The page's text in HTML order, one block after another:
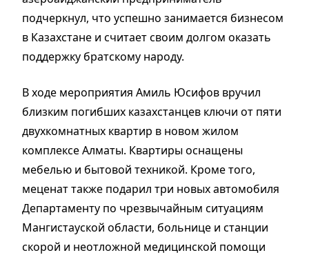
подчеркнул, что успешно занимается бизнесом
в Казахстане и считает своим долгом оказать
поддержку братскому народу.
В ходе мероприятия Амиль Юсифов вручил
близким погибших казахстанцев ключи от пяти
двухкомнатных квартир в новом жилом
комплексе Алматы. Квартиры оснащены
мебелью и бытовой техникой. Кроме того,
меценат также подарил три новых автомобиля
Департаменту по чрезвычайным ситуациям
Мангистауской области, больнице и станции
скорой и неотложной медицинской помощи